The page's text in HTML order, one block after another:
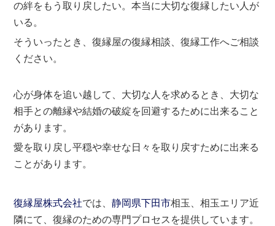
の絆をもう取り戻したい。本当に大切な復縁したい人が
いる。
そういったとき、復縁屋の復縁相談、復縁工作へご相談
ください。
心が身体を追い越して、大切な人を求めるとき、大切な
相手との離縁や結婚の破綻を回避するために出来ること
があります。
愛を取り戻し平穏や幸せな日々を取り戻すために出来る
ことがあります。
復縁屋株式会社では、静岡県下田市相玉、相玉エリア近
隣にて、復縁のための専門プロセスを提供しています。